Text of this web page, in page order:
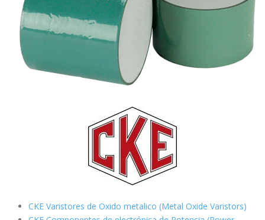
CKE Varistores de Oxido metalico (Metal Oxide Varistors)